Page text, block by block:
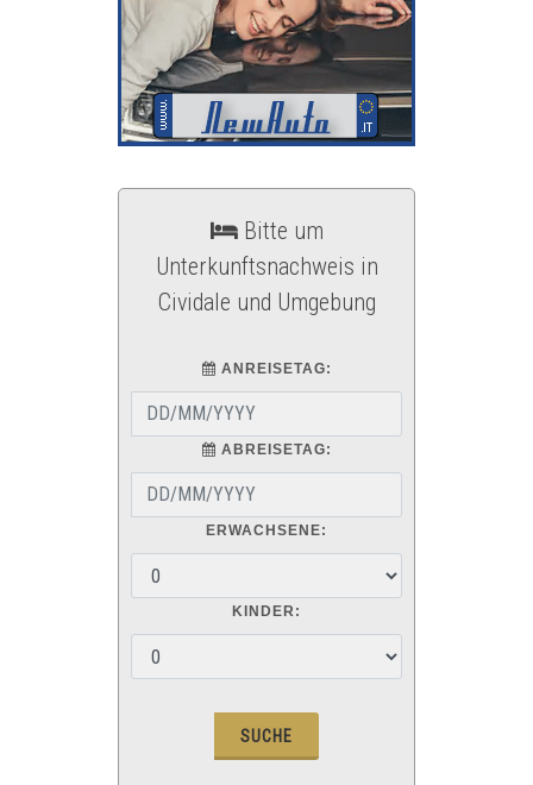
Bitte um
Unterkunftsnachweis in
Cividale und Umgebung
ANREISETAG:
ABREISETAG:
ERWACHSENE:
KINDER: